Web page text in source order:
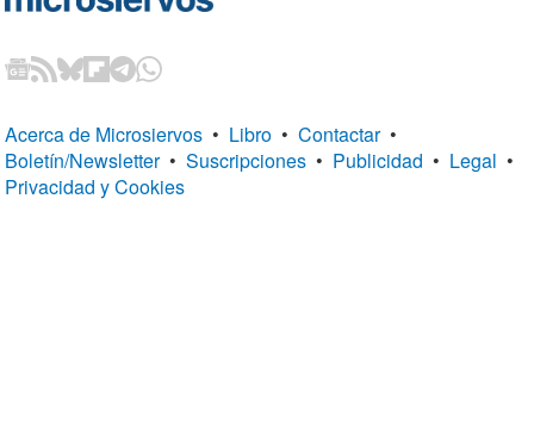
Acerca de Microsiervos • Libro • Contactar •
Boletín/Newsletter • Suscripciones • Publicidad • Legal •
Privacidad y Cookies